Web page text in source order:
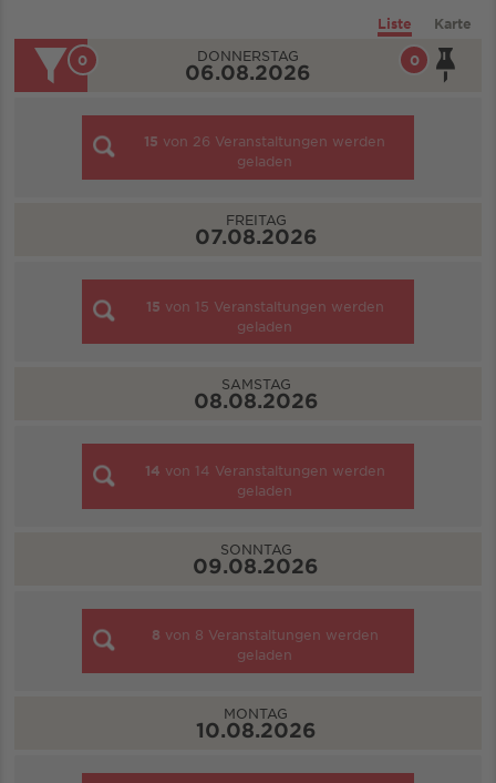
Liste Karte
0
0 DONNERSTAG
06.08.2026
15 von 26 Veranstaltungen werden
geladen
FREITAG
07.08.2026
15 von 15 Veranstaltungen werden
geladen
SAMSTAG
08.08.2026
14 von 14 Veranstaltungen werden
geladen
SONNTAG
09.08.2026
8 von 8 Veranstaltungen werden
geladen
MONTAG
10.08.2026